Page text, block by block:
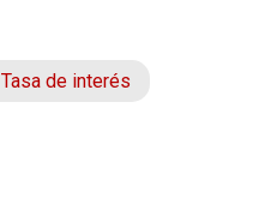
Tasa de interés